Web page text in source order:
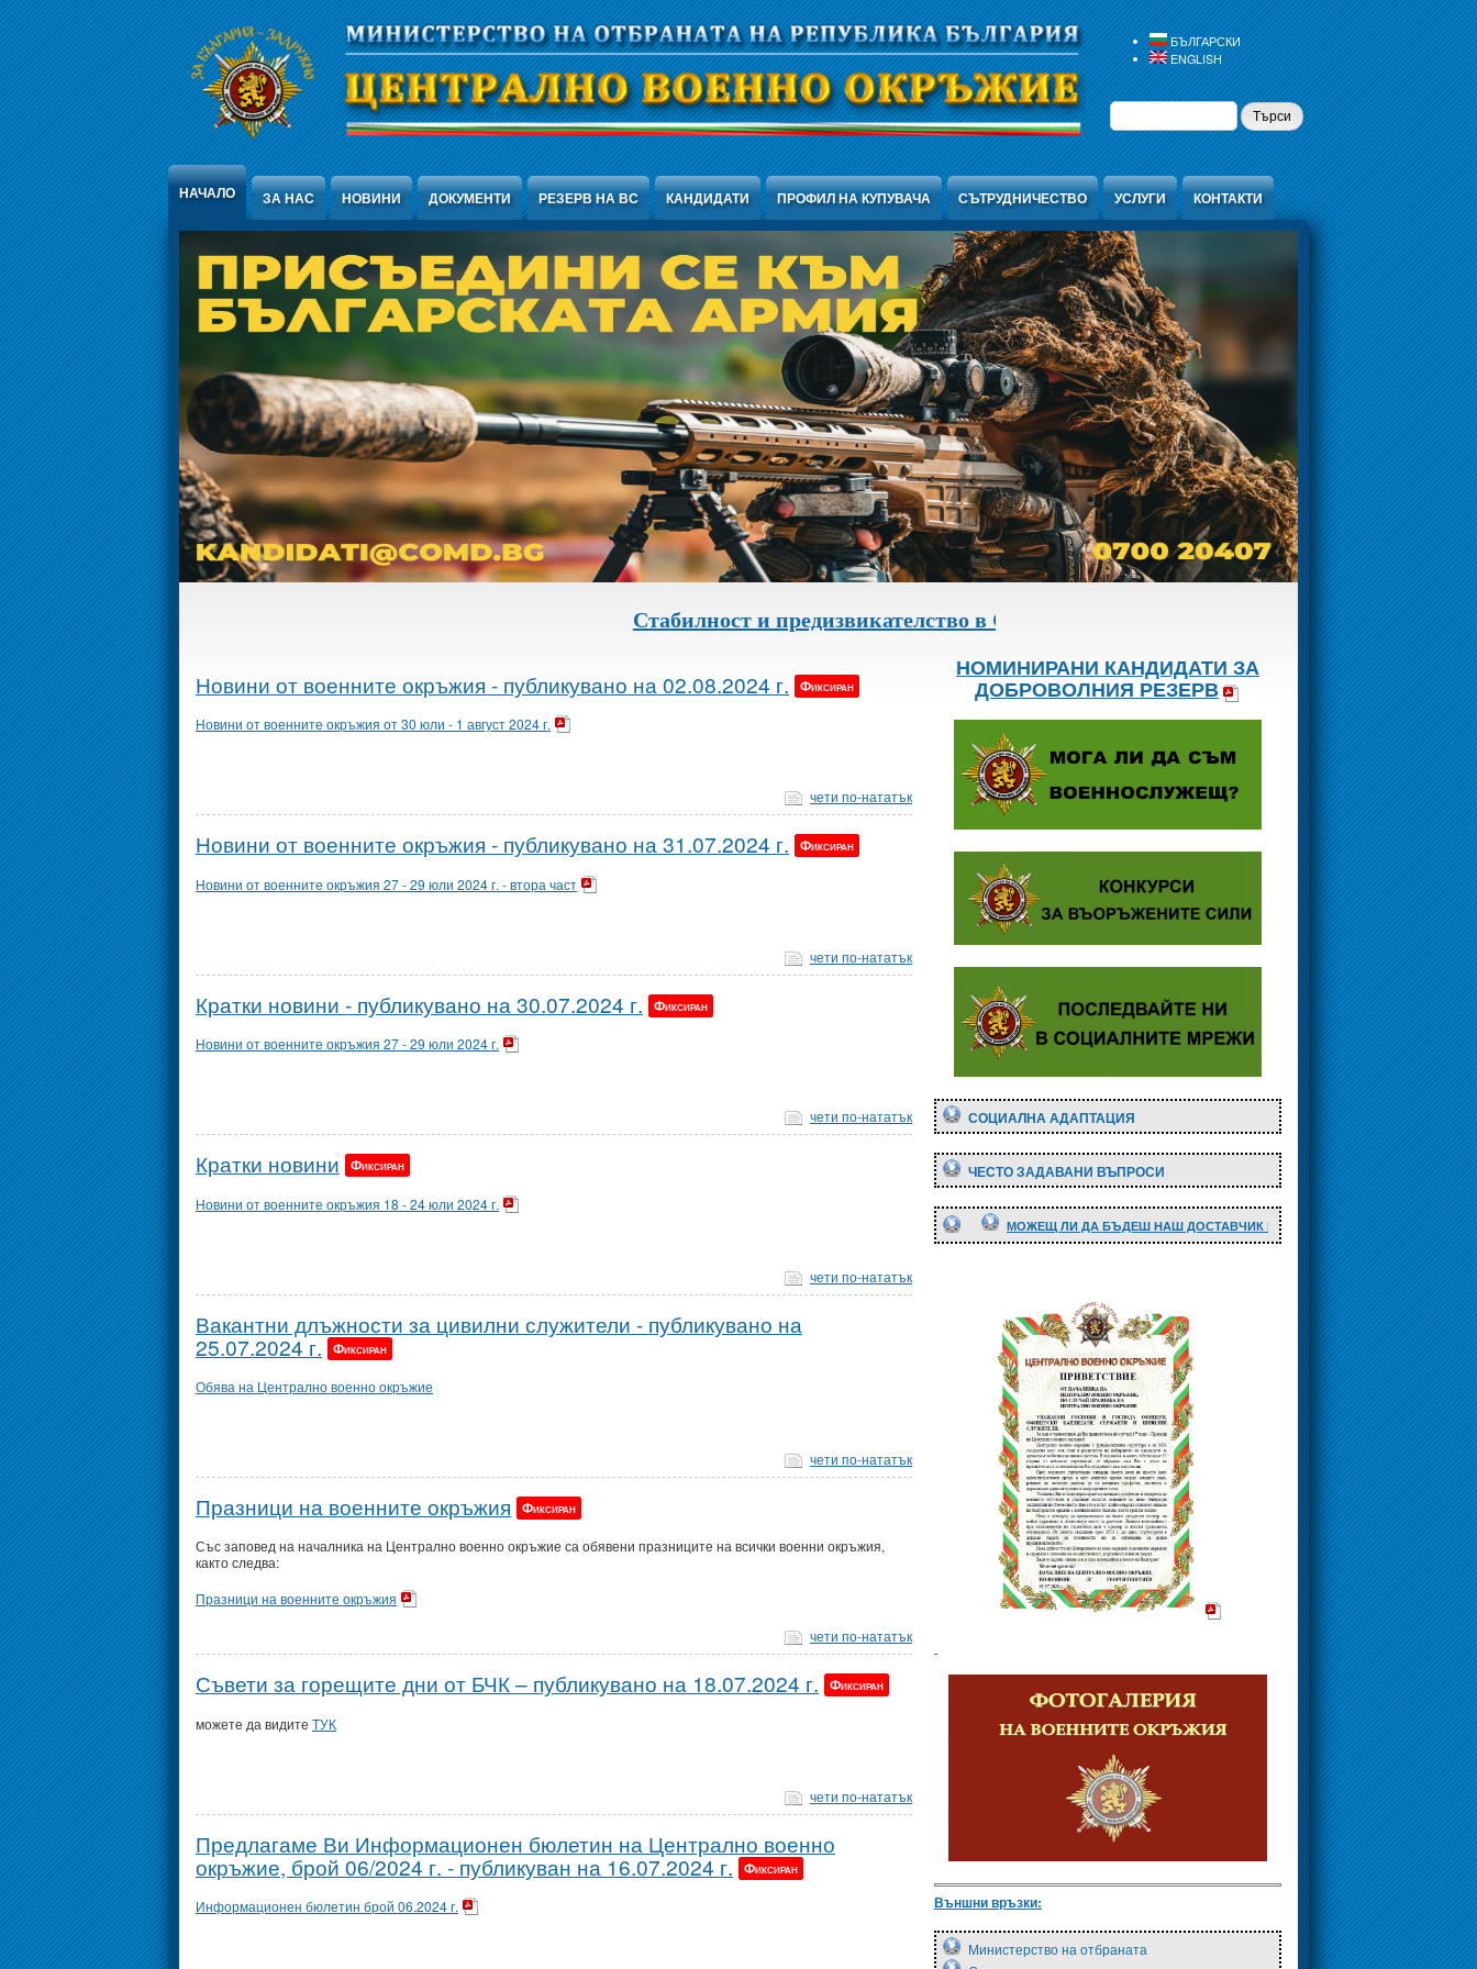
Jump to Content
БЪЛГАРСКИ
ENGLISH
ФОРМА ЗА
ТЪРСЕНЕ
ТЪРСИ
НАЧАЛО ЗА НАС НОВИНИ ДОКУМЕНТИ РЕЗЕРВ НА ВС КАНДИДАТИ ПРОФИЛ НА КУПУВАЧА СЪТРУДНИЧЕСТВО УСЛУГИ КОНТАКТИ
Стабилност и предизвикателство в Специалните сили
Новини от военните окръжия - публикувано на 02.08.2024 г. Фиксиран
Новини от военните окръжия от 30 юли - 1 август 2024 г.
чети по-нататък
Новини от военните окръжия - публикувано на 31.07.2024 г. Фиксиран
Новини от военните окръжия 27 - 29 юли 2024 г. - втора част
чети по-нататък
Кратки новини - публикувано на 30.07.2024 г. Фиксиран
Новини от военните окръжия 27 - 29 юли 2024 г.
чети по-нататък
Кратки новини Фиксиран
Новини от военните окръжия 18 - 24 юли 2024 г.
чети по-нататък
Вакантни длъжности за цивилни служители - публикувано на
25.07.2024 г. Фиксиран
Обява на Централно военно окръжие
чети по-нататък
Празници на военните окръжия Фиксиран
Със заповед на началника на Централно военно окръжие са обявени празниците на всички военни окръжия,
както следва:
Празници на военните окръжия
чети по-нататък
Съвети за горещите дни от БЧК – публикувано на 18.07.2024 г. Фиксиран
можете да видите ТУК
чети по-нататък
Предлагаме Ви Информационен бюлетин на Централно военно
окръжие, брой 06/2024 г. - публикуван на 16.07.2024 г. Фиксиран
Информационен бюлетин брой 06.2024 г.
НОМИНИРАНИ КАНДИДАТИ ЗА
ДОБРОВОЛНИЯ РЕЗЕРВ
СОЦИАЛНА АДАПТАЦИЯ
ЧЕСТО ЗАДАВАНИ ВЪПРОСИ
МОЖЕЩ ЛИ ДА БЪДЕШ НАШ ДОСТАВЧИК НА СТОКИ И УСЛУГИ ?
Външни връзки:
Министерство на отбраната